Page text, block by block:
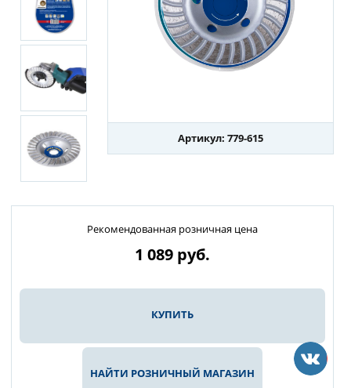
Артикул: 779-615
Рекомендованная розничная цена
1 089 руб.
КУПИТЬ
НАЙТИ РОЗНИЧНЫЙ МАГАЗИН